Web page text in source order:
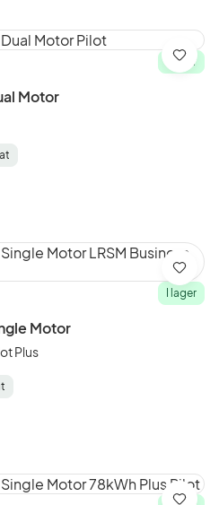
I lager
Motor
Spara
I lager
Motor
Plus
Spara